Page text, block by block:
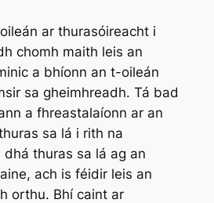
ar thurasóireacht i
chomh maith leis an
a bhíonn an t-oileán
sa gheimhreadh. Tá bad
a fhreastalaíonn ar an
sa lá i rith na
dhá thuras sa lá ag an
ach is féidir leis an
orthu. Bhí caint ar